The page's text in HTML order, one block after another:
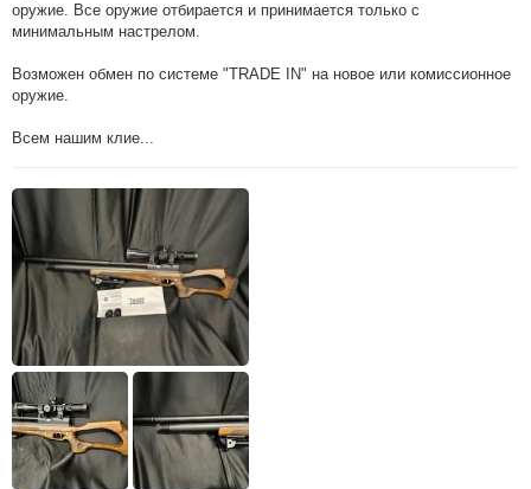
оружие. Все оружие отбирается и принимается только с
минимальным настрелом.
Возможен обмен по системе "TRADE IN" на новое или комиссионное
оружие.
Всем нашим клие...